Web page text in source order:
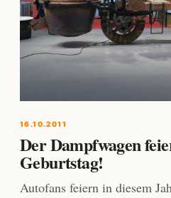
16.10.2011
Der Dampfwagen
Geburtstag!
Autofans feiern in diesem